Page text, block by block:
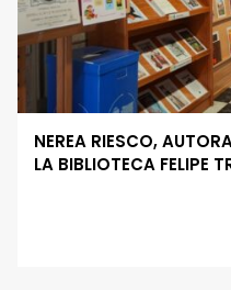
NEREA RIESCO,
LA BIBLIOTECA FELIPE